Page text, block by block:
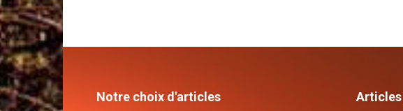
Notre choix d'articles